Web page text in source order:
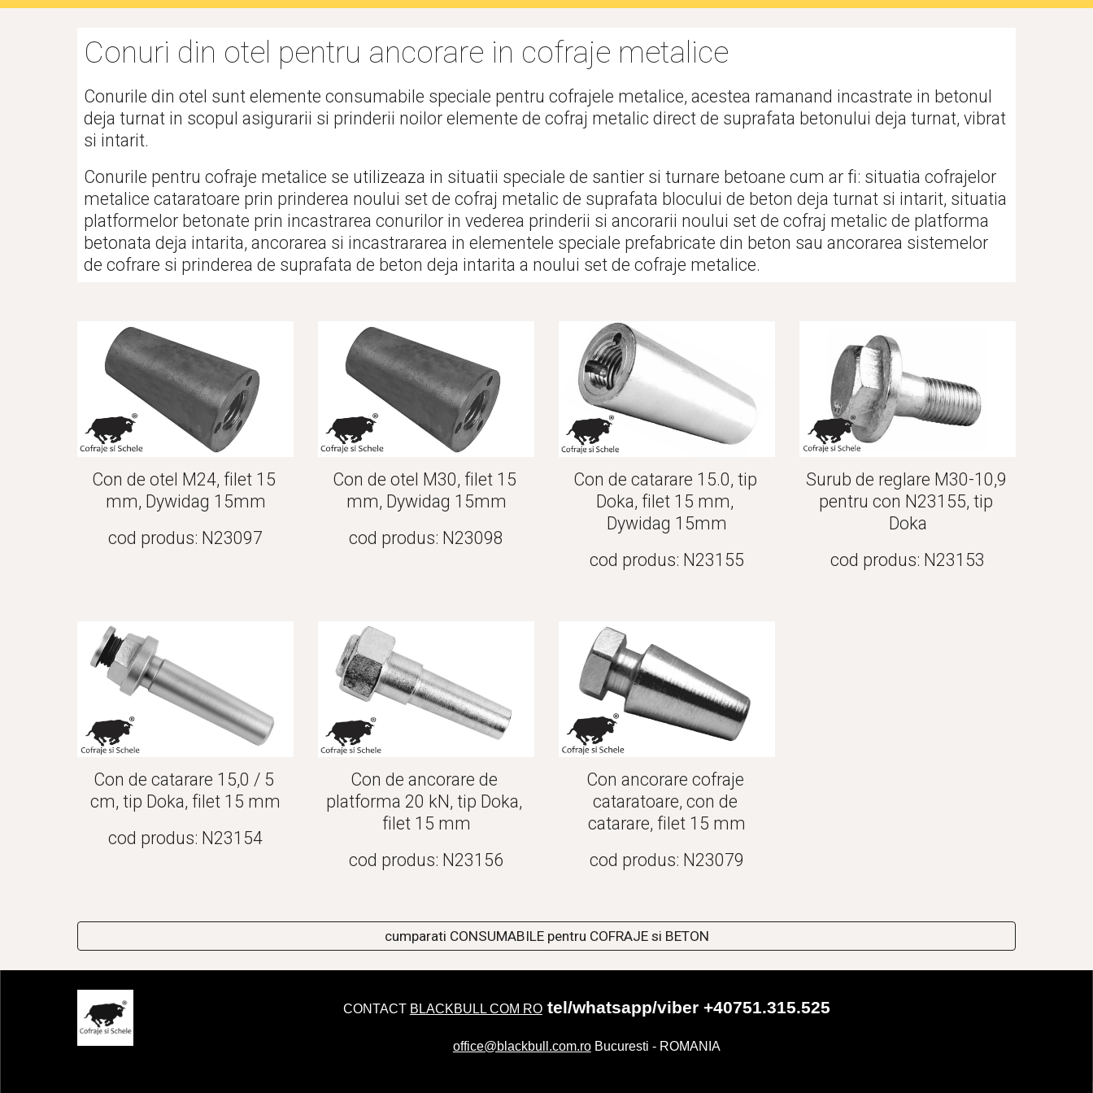
Conuri din otel pentru ancorare in cofraje metalice
Conurile din otel sunt elemente consumabile speciale pentru cofrajele metalice, acestea ramanand incastrate in betonul
deja turnat in scopul asigurarii si prinderii noilor elemente de cofraj metalic direct de suprafata betonului deja turnat, vibrat
si intarit.
Conurile pentru cofraje metalice se utilizeaza in situatii speciale de santier si turnare betoane cum ar fi: situatia cofrajelor
metalice cataratoare prin prinderea noului set de cofraj metalic de suprafata blocului de beton deja turnat si intarit, situatia
platformelor betonate prin incastrarea conurilor in vederea prinderii si ancorarii noului set de cofraj metalic de platforma
betonata deja intarita, ancorarea si incastrararea in elementele speciale prefabricate din beton sau ancorarea sistemelor
de cofrare si prinderea de suprafata de beton deja intarita a noului set de cofraje metalice.
Con de otel M24, filet 15
mm, Dywidag 15mm
cod produs: N23097
Con de otel M30, filet 15
mm, Dywidag 15mm
cod produs: N23098
Con de catarare 15.0, tip
Doka, filet 15 mm,
Dywidag 15mm
cod produs: N23155
Surub de reglare M30-10,9
pentru con N23155, tip
Doka
cod produs: N23153
Con de catarare 15,0 / 5
cm, tip Doka, filet 15 mm
cod produs: N23154
Con de ancorare de
platforma 20 kN, tip Doka,
filet 15 mm
cod produs: N23156
Con ancorare cofraje
cataratoare, con de
catarare, filet 15 mm
cod produs: N23079
cumparati CONSUMABILE pentru COFRAJE si BETON
CONTACT BLACKBULL COM RO tel/whatsapp/viber +40751.315.525
office@blackbull.com.roBucuresti - ROMANIA